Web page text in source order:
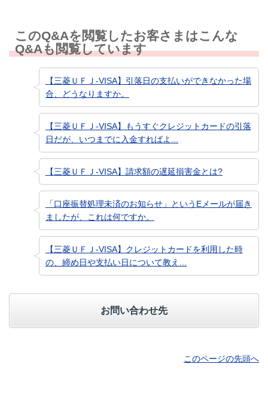
このQ&Aを閲覧したお客さまはこんな
Q&Aも閲覧しています
【三菱ＵＦＪ-VISA】引落日の支払いができなかった場
合、どうなりますか。
【三菱ＵＦＪ-VISA】もうすぐクレジットカードの引落
日だが、いつまでに入金すればよ...
【三菱ＵＦＪ-VISA】請求額の遅延損害金とは?
「口座振替処理未済のお知らせ」というEメールが届き
ましたが、これは何ですか。
【三菱ＵＦＪ-VISA】クレジットカードを利用した時
の、締め日や支払い日について教え...
お問い合わせ先
このページの先頭へ